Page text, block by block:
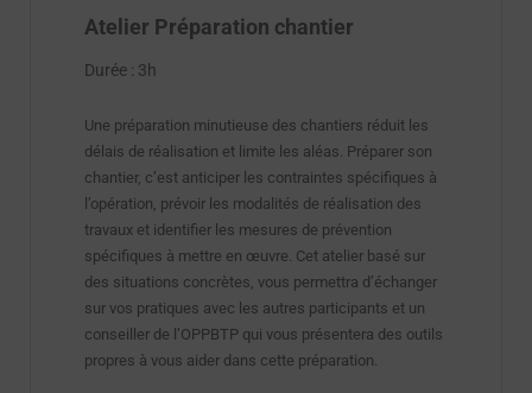
Atelier Préparation chantier
Durée : 3h
Une préparation minutieuse des chantiers réduit les
délais de réalisation et limite les aléas. Préparer son
chantier, c’est anticiper les contraintes spécifiques à
l’opération, prévoir les modalités de réalisation des
travaux et identifier les mesures de prévention
spécifiques à mettre en œuvre. Cet atelier basé sur
des situations concrètes, vous permettra d’échanger
sur vos pratiques avec les autres participants et un
conseiller de l’OPPBTP qui vous présentera des outils
propres à vous aider dans cette préparation.